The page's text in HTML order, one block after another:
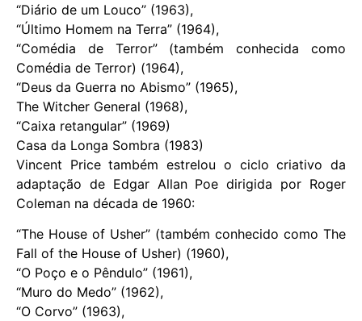
“Diário de um Louco” (1963),
“Último Homem na Terra” (1964),
“Comédia de Terror” (também conhecida como
Comédia de Terror) (1964),
“Deus da Guerra no Abismo” (1965),
The Witcher General (1968),
“Caixa retangular” (1969)
Casa da Longa Sombra (1983)
Vincent Price também estrelou o ciclo criativo da
adaptação de Edgar Allan Poe dirigida por Roger
Coleman na década de 1960:
“The House of Usher” (também conhecido como The
Fall of the House of Usher) (1960),
“O Poço e o Pêndulo” (1961),
“Muro do Medo” (1962),
“O Corvo” (1963),